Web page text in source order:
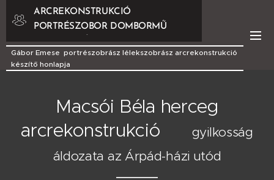
ARCREKONSTRUKCIÓ
PORTRÉSZOBOR DOMBORMŰ
DOMBORMŰVEK
Gábor Emese portrészobrász lélekszobrász arcrekonstrukció
készítő honlapja
Macsói Béla herceg
arcrekonstrukció
gyilkosság
áldozata az Árpád-házi utód